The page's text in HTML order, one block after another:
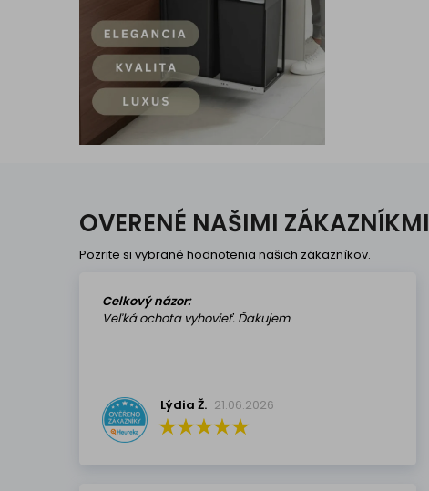
OVERENÉ NAŠIMI ZÁKAZNÍKMI
Pozrite si vybrané hodnotenia našich zákazníkov.
Celkový názor:
Veľká ochota vyhovieť. Ďakujem
Lýdia Ž. 21.06.2026